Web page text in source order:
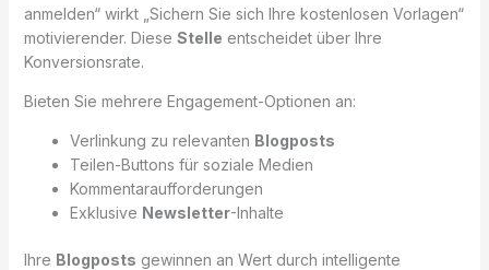
anmelden“ wirkt „Sichern Sie sich Ihre kostenlosen Vorlagen“
motivierender. Diese Stelle entscheidet über Ihre
Konversionsrate.
Bieten Sie mehrere Engagement-Optionen an:
Verlinkung zu relevanten Blogposts
Teilen-Buttons für soziale Medien
Kommentaraufforderungen
Exklusive Newsletter-Inhalte
Ihre Blogposts gewinnen an Wert durch intelligente